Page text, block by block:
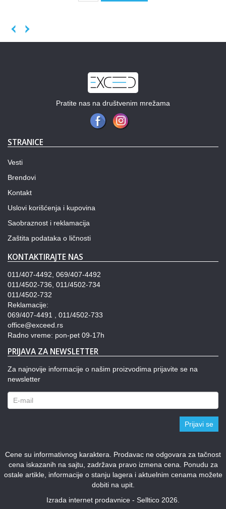
Pratite nas na društvenim mrežama
STRANICE
Vesti
Brendovi
Kontakt
Uslovi korišćenja i kupovina
Saobraznost i reklamacija
Zaštita podataka o ličnosti
KONTAKTIRAJTE NAS
011/407-4492, 069/407-4492
011/4502-736, 011/4502-734
011/4502-732
Reklamacije:
069/407-4491 , 011/4502-733
office@exceed.rs
Radno vreme: pon-pet 09-17h
PRIJAVA ZA NEWSLETTER
Za najnovije informacije o našim proizvodima prijavite se na
newsletter
Prijavi se
Cene su informativnog karaktera. Prodavac ne odgovara za tačnost
cena iskazanih na sajtu, zadržava pravo izmena cena. Ponudu za
ostale artikle, informacije o stanju lagera i aktuelnim cenama možete
dobiti na upit.
Izrada internet prodavnice - Selltico 2026.